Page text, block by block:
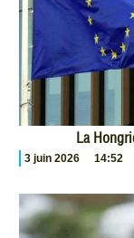
La
3 juin 2026 14:52